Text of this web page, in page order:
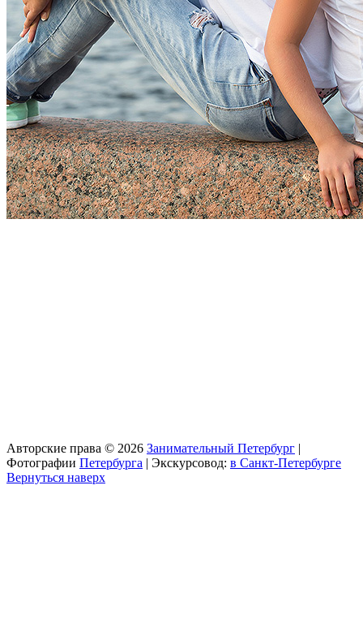
Авторские права © 2026 Занимательный Петербург |
Фотографии Петербурга | Экскурсовод: в Санкт-Петербурге
Вернуться наверх